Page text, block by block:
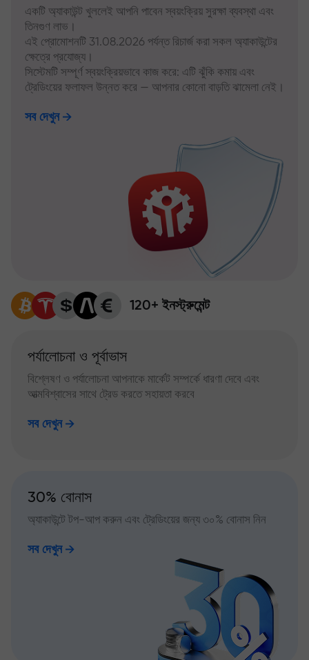
একটি অ্যাকাউন্ট খুললেই আপনি পাবেন স্বয়ংক্রিয় সুরক্ষা ব্যবস্থা এবং
তিনগুণ লাভ।
এই প্রোমোশনটি 31.08.2026 পর্যন্ত রিচার্জ করা সকল অ্যাকাউন্টের
ক্ষেত্রে প্রযোজ্য।
সিস্টেমটি সম্পূর্ণ স্বয়ংক্রিয়ভাবে কাজ করে: এটি ঝুঁকি কমায় এবং
ট্রেডিংয়ের ফলাফল উন্নত করে — আপনার কোনো বাড়তি ঝামেলা নেই।
সব দেখুন
120+ ইনস্ট্রুমেন্ট
পর্যালোচনা ও পূর্বাভাস
বিশ্লেষণ ও পর্যালোচনা আপনাকে মার্কেট সম্পর্কে ধারণা দেবে এবং
আত্মবিশ্বাসের সাথে ট্রেড করতে সহায়তা করবে
সব দেখুন
30% বোনাস
অ্যাকাউন্টে টপ-আপ করুন এবং ট্রেডিংয়ের জন্য ৩০% বোনাস নিন
সব দেখুন